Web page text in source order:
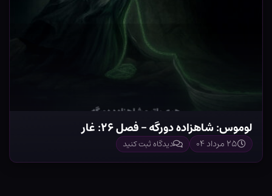
لوموس: شاهزاده دورگه – فصل ۲۶: غار
۲۵ مرداد ۰۴ دیدگاه ثبت کنید